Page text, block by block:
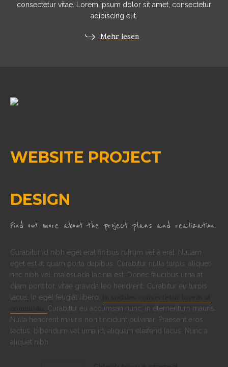
consectetur vitae. Lorem ipsum dolor sit amet, consectetur
adipiscing elit.
Mehr lesen
WEBSITE PROJECT
DESIGN
Find out more about the project plans and realization.
Curabitur id nibh eget erat finibus rutrum vel a erat. Nullam
eget est at quam porta dapibus. Curabitur nulla turpis, aliquet
nec nibh vel, malesuada lacinia est. Donec faucibus urna at
diam porttitor, vitae gravida leo hendrerit. Curabitur eu turpis
lacus. In eget feugiat libero.
Curabitur eu accumsan nunc, in elementum mauris.
Nulla hendrerit mauris non tincidunt pulvinar. Praesent eros
lectus, bibendum vel urna id, aliquam eleifend lacus. Nunc a
aliquet nibh.